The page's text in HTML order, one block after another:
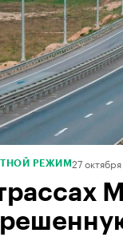
РЕЖИМ27